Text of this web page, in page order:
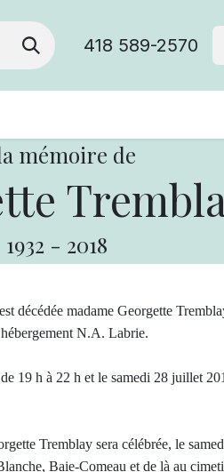
418 589-2570
mémoire de
1932 - 2018
décédée madame Georgette
N.A. Labrie.
19 h à 22 h et le samedi 28 juillet
Tremblay sera célébrée, le
Baie-Comeau et de là au